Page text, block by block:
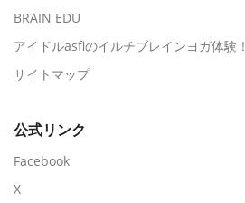
BRAIN EDU
アイドルasfiのイルチブレインヨガ体験！
サイトマップ
公式リンク
Facebook
X